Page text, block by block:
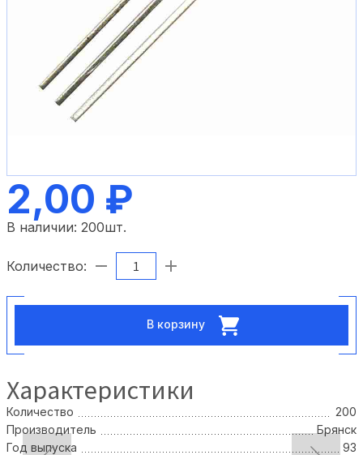
2,00 ₽
В наличии: 200шт.
Количество:
В корзину
Характеристики
Количество
200
Производитель
Брянск
Год выпуска
93